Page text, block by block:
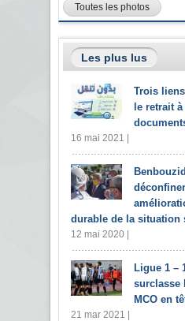
Toutes les photos
Les plus lus
Trois
le retrait
16 mai 2021 |
durable de la situation
12 mai 2020 |
Ligue 1 –
surclasse
MCO en
21 mar 2021 |